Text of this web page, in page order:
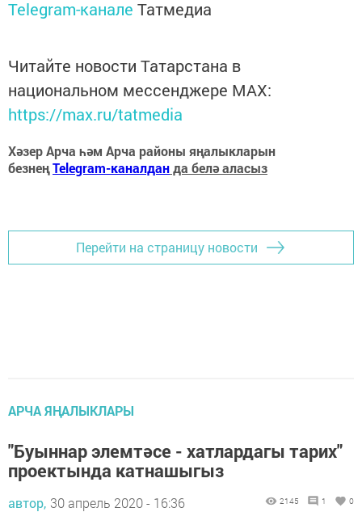
Telegram-канале Татмедиа
Читайте новости Татарстана в
национальном мессенджере MАХ:
https://max.ru/tatmedia
Хәзер Арча һәм Арча районы яңалыкларын
безнеңTelegram-каналданда белә аласыз
Перейти на страницу новости
АРЧА ЯҢАЛЫКЛАРЫ
"Буыннар элемтәсе - хатлардагы тарих"
проектында катнашыгыз
автор, 30 апрель 2020 - 16:36 2145 1 0